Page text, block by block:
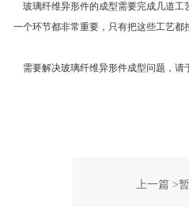
玻璃纤维异形件的成型需要完成几道工
一个环节都非常重要，只有把这些工艺都
需要解决玻璃纤维异形件成型问题，请
上一篇 >